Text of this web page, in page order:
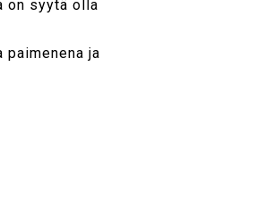
on syytä olla
paimenena ja